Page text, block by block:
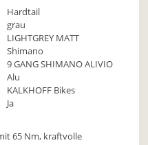
Hardtail
grau
LIGHTGREY MATT
Shimano
9 GANG SHIMANO ALIVIO
Alu
KALKHOFF Bikes
Ja
65 Nm, kraftvolle